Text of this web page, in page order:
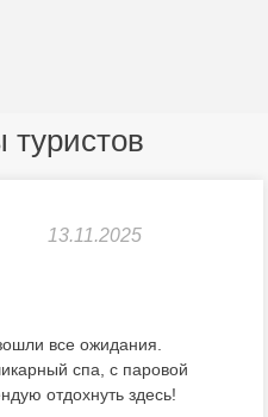
13.11.2025
все ожидания.
спа, с паровой
отдохнуть здесь!